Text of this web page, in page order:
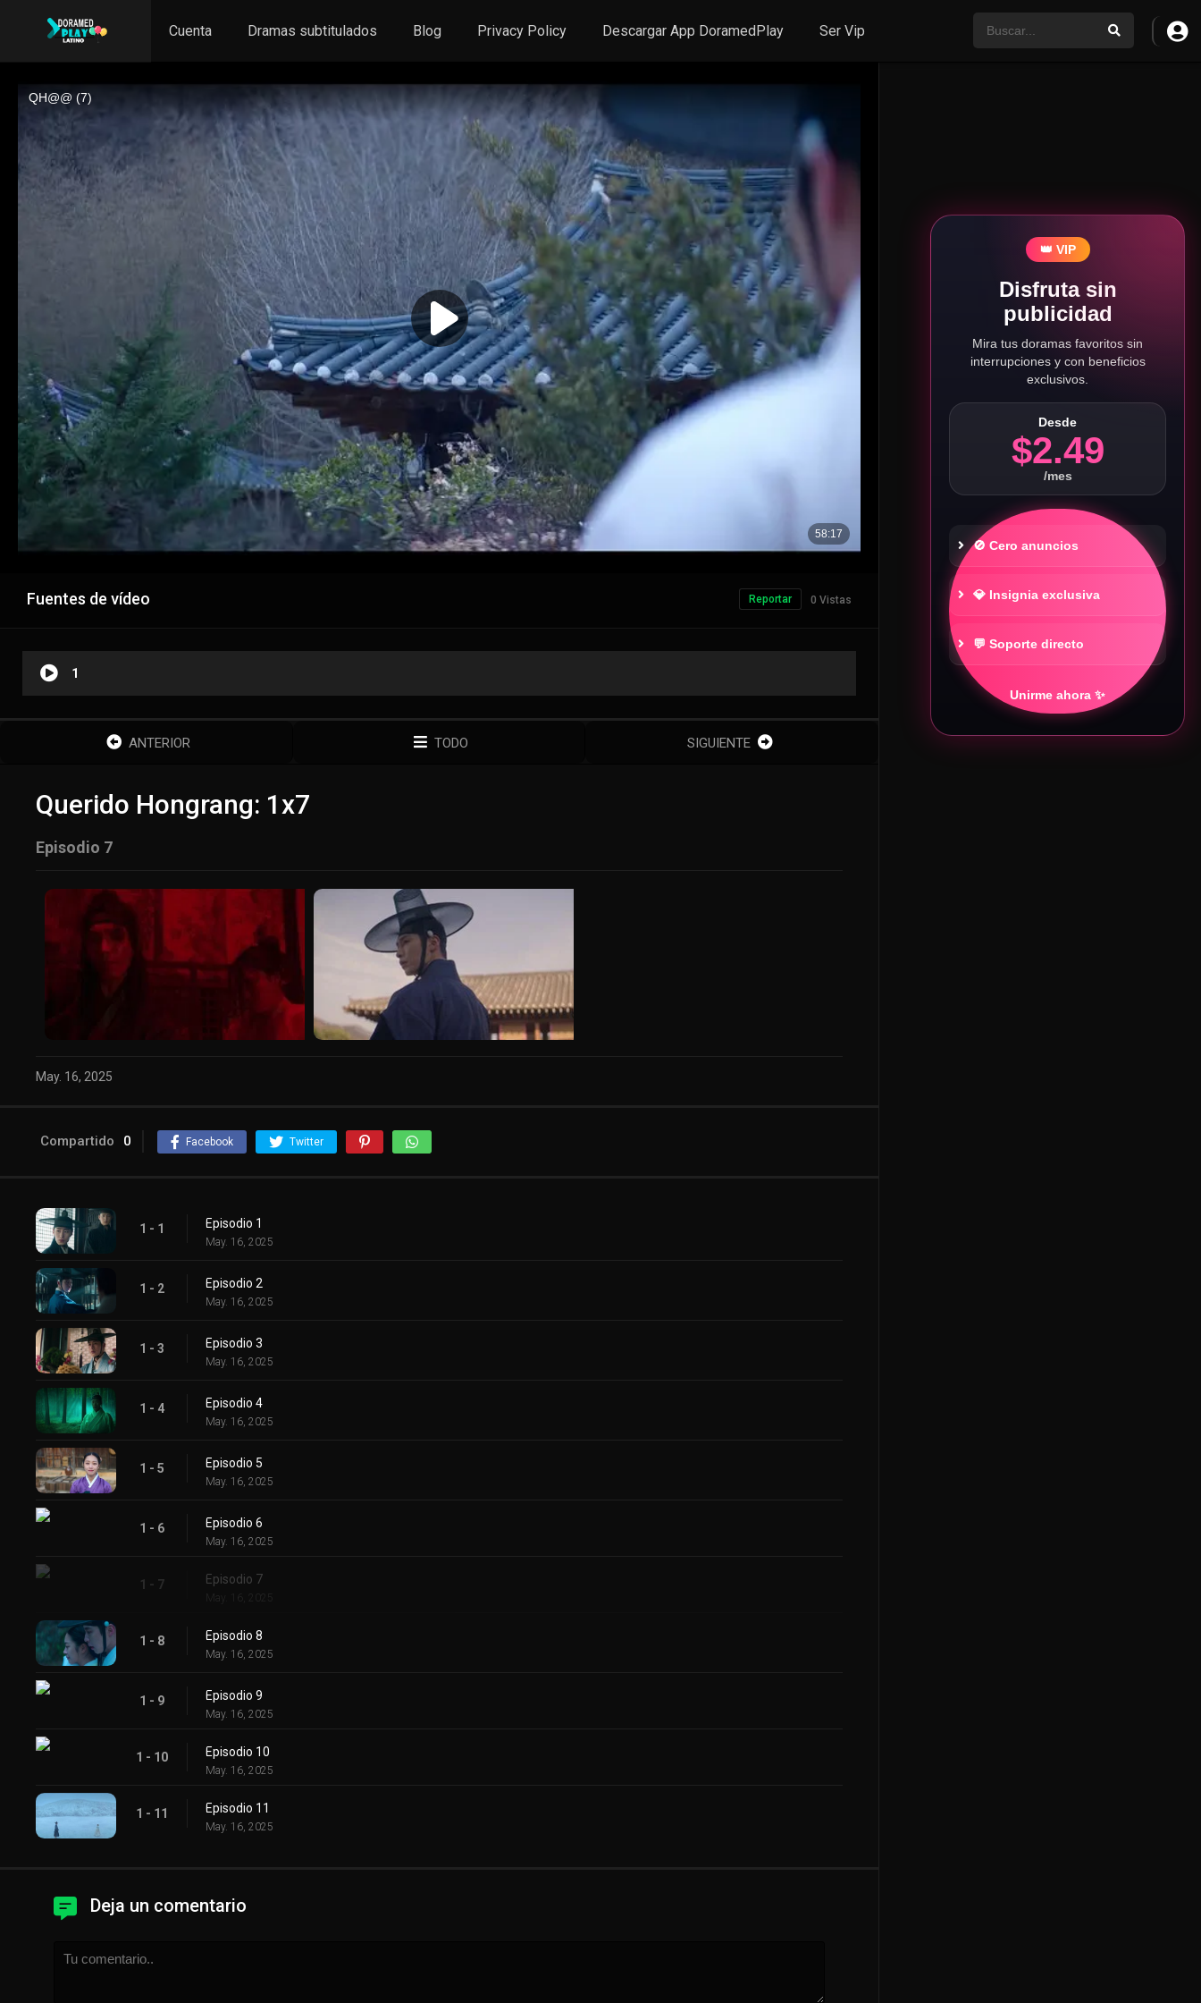
Cuenta Dramas subtitulados Blog Privacy Policy Descargar App DoramedPlay Ser Vip
Fuentes de vídeo 0 Vistas
Reportar
1
ANTERIOR TODO SIGUIENTE
Querido Hongrang: 1x7
Episodio 7
May. 16, 2025
Compartido 0 Facebook Twitter
1 - 1 Episodio 1
May. 16, 2025
1 - 2 Episodio 2
May. 16, 2025
1 - 3 Episodio 3
May. 16, 2025
1 - 4 Episodio 4
May. 16, 2025
1 - 5 Episodio 5
May. 16, 2025
1 - 6 Episodio 6
May. 16, 2025
1 - 7 Episodio 7
May. 16, 2025
1 - 8 Episodio 8
May. 16, 2025
1 - 9 Episodio 9
May. 16, 2025
1 - 10 Episodio 10
May. 16, 2025
1 - 11 Episodio 11
May. 16, 2025
Deja un comentario
👑 VIP
Disfruta sin
publicidad
Mira tus doramas favoritos sin
interrupciones y con beneficios
exclusivos.
Desde
$2.49
/mes
🚫 Cero anuncios
💎 Insignia exclusiva
💬 Soporte directo
Unirme ahora ✨